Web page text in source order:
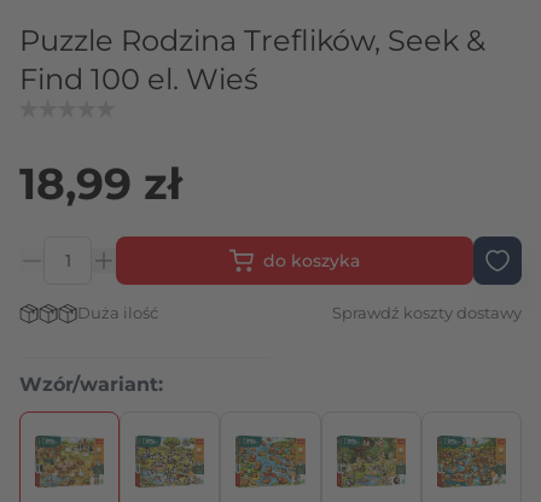
Puzzle Rodzina Treflików, Seek &
Find 100 el. Wieś
18,99 zł
do koszyka
Stan magazynowy:
Duża ilość Sprawdź koszty dostawy
Wzór/wariant:
Naciśnij, aby pominąć karuzelę